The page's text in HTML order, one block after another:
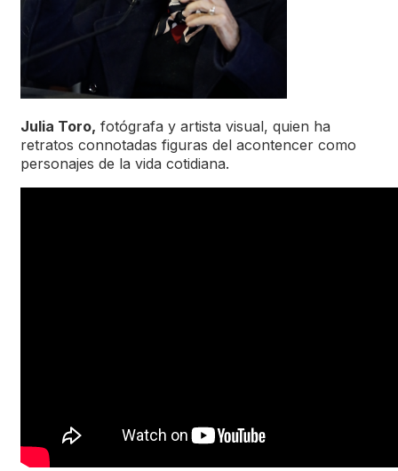
Julia Toro, fotógrafa y artista visual, quien ha
retratos connotadas figuras del acontencer como
personajes de la vida cotidiana.